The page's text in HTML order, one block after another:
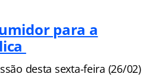
para a
desta sexta-feira (26/02)